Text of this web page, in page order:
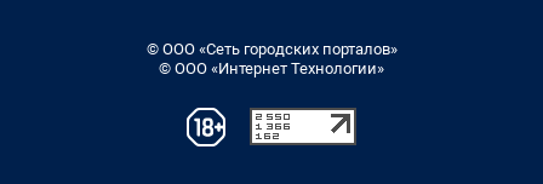
© ООО «Сеть городских порталов»
© ООО «Интернет Технологии»